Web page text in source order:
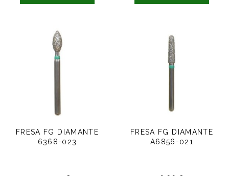
FRESA FG DIAMANTE
6368-023
FRESA FG DIAMANTE
A6856-021